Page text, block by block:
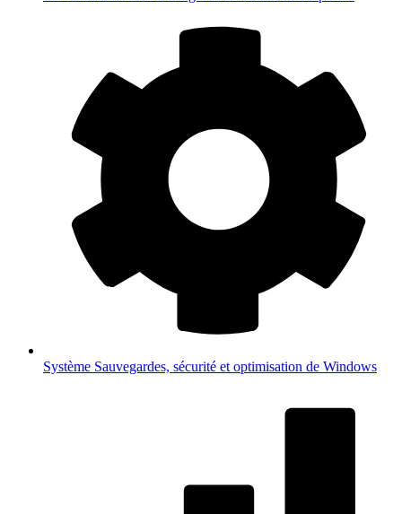
Système Sauvegardes, sécurité et optimisation de Windows